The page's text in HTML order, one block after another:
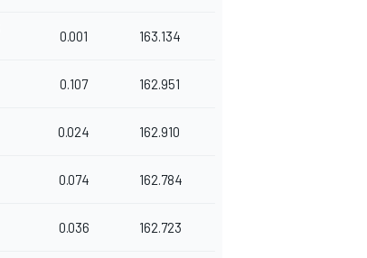
0.001 163.134
0.107 162.951
0.024 162.910
0.074 162.784
0.036 162.723